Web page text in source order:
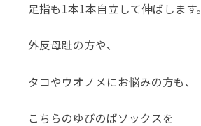
足指も1本1本自立して伸ばします。
外反母趾の方や、
タコやウオノメにお悩みの方も、
こちらのゆびのばソックスを